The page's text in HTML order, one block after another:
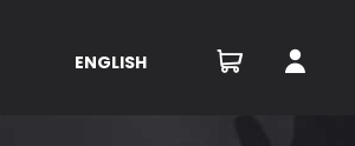
ENGLISH